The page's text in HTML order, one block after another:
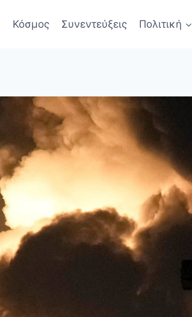
Κόσμος Συνεντεύξεις Πολιτική